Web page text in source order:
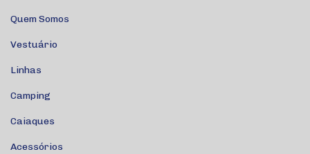
Quem Somos
Vestuário
Linhas
Camping
Caiaques
Acessórios